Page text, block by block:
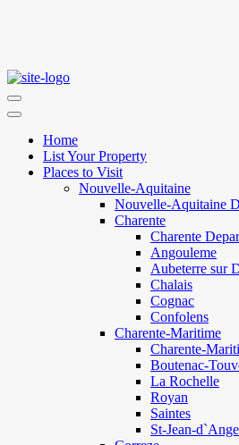
Home
List Your Property
Places to Visit
Nouvelle-Aquitaine
Nouvelle-Aquitaine
Charente
Charente
Angouleme
Aubeterre sur
Chalais
Cognac
Confolens
Charente-Maritime
Charente-
Boutenac-
La Rochelle
Royan
Saintes
St-Jean-